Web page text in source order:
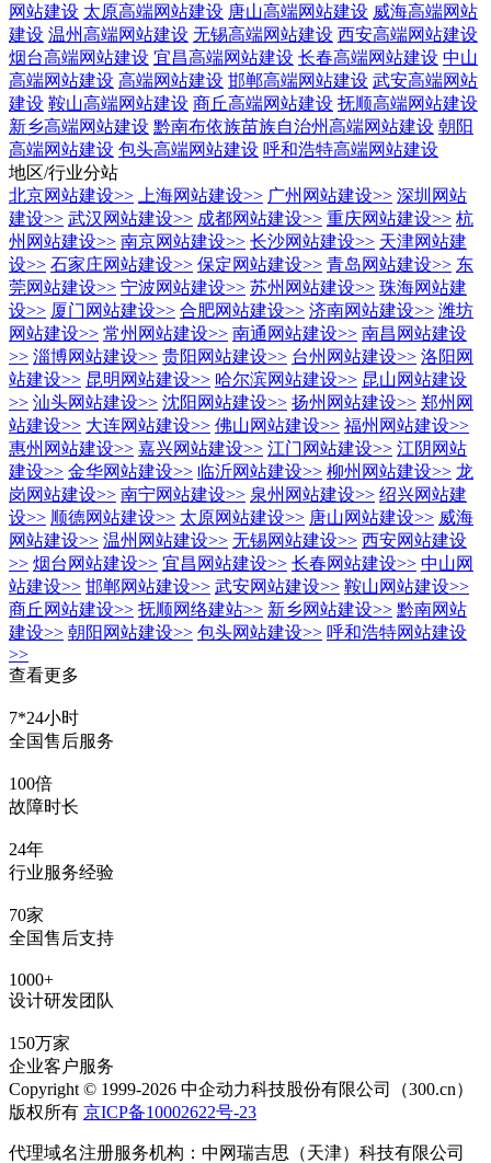
网站建设 太原高端网站建设 唐山高端网站建设 威海高端网站
建设 温州高端网站建设 无锡高端网站建设 西安高端网站建设
烟台高端网站建设 宜昌高端网站建设 长春高端网站建设 中山
高端网站建设 高端网站建设 邯郸高端网站建设 武安高端网站
建设 鞍山高端网站建设 商丘高端网站建设 抚顺高端网站建设
新乡高端网站建设 黔南布依族苗族自治州高端网站建设 朝阳
高端网站建设 包头高端网站建设 呼和浩特高端网站建设
地区/行业分站
北京网站建设>> 上海网站建设>> 广州网站建设>> 深圳网站
建设>> 武汉网站建设>> 成都网站建设>> 重庆网站建设>> 杭
州网站建设>> 南京网站建设>> 长沙网站建设>> 天津网站建
设>> 石家庄网站建设>> 保定网站建设>> 青岛网站建设>> 东
莞网站建设>> 宁波网站建设>> 苏州网站建设>> 珠海网站建
设>> 厦门网站建设>> 合肥网站建设>> 济南网站建设>> 潍坊
网站建设>> 常州网站建设>> 南通网站建设>> 南昌网站建设
>> 淄博网站建设>> 贵阳网站建设>> 台州网站建设>> 洛阳网
站建设>> 昆明网站建设>> 哈尔滨网站建设>> 昆山网站建设
>> 汕头网站建设>> 沈阳网站建设>> 扬州网站建设>> 郑州网
站建设>> 大连网站建设>> 佛山网站建设>> 福州网站建设>>
惠州网站建设>> 嘉兴网站建设>> 江门网站建设>> 江阴网站
建设>> 金华网站建设>> 临沂网站建设>> 柳州网站建设>> 龙
岗网站建设>> 南宁网站建设>> 泉州网站建设>> 绍兴网站建
设>> 顺德网站建设>> 太原网站建设>> 唐山网站建设>> 威海
网站建设>> 温州网站建设>> 无锡网站建设>> 西安网站建设
>> 烟台网站建设>> 宜昌网站建设>> 长春网站建设>> 中山网
站建设>> 邯郸网站建设>> 武安网站建设>> 鞍山网站建设>>
商丘网站建设>> 抚顺网络建站>> 新乡网站建设>> 黔南网站
建设>> 朝阳网站建设>> 包头网站建设>> 呼和浩特网站建设
>>
查看更多
7*24小时
全国售后服务
100倍
故障时长
24年
行业服务经验
70家
全国售后支持
1000+
设计研发团队
150万家
企业客户服务
Copyright © 1999-2026 中企动力科技股份有限公司（300.cn）
版权所有 京ICP备10002622号-23
代理域名注册服务机构：中网瑞吉思（天津）科技有限公司